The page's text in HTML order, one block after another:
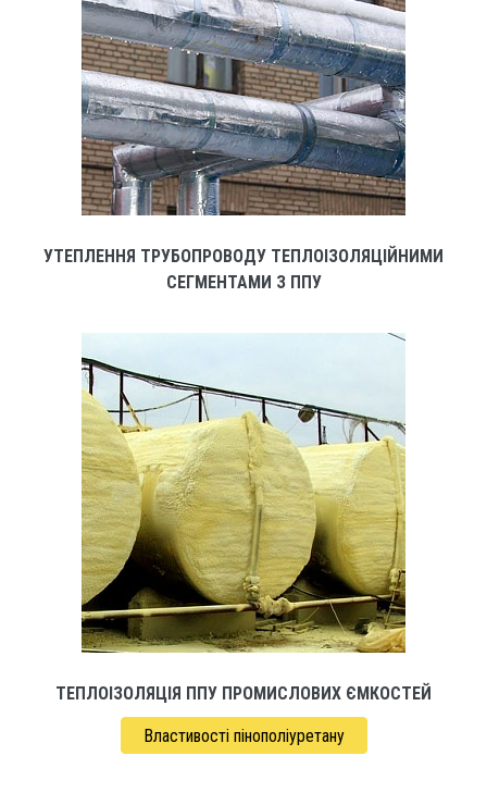
УТЕПЛЕННЯ ТРУБОПРОВОДУ ТЕПЛОІЗОЛЯЦІЙНИМИ
СЕГМЕНТАМИ З ППУ
ТЕПЛОІЗОЛЯЦІЯ ППУ ПРОМИСЛОВИХ ЄМКОСТЕЙ
Властивості пінополіуретану